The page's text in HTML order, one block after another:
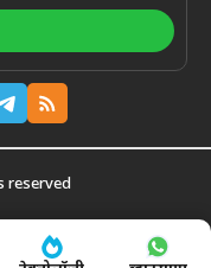
reserved